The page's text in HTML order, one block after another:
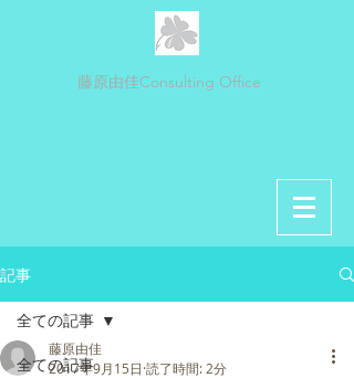
藤原由佳Consulting Office
記事
全ての記事
全ての記事
藤原由佳
2017年9月15日 読了時間: 2分